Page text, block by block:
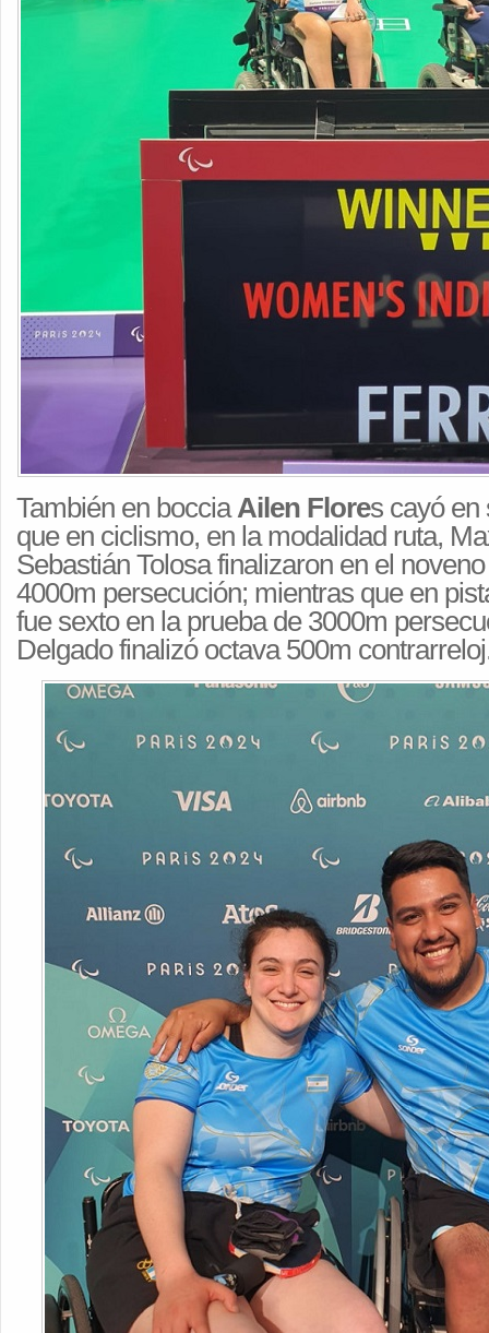
También en bocciaAilen Flores cayó en
que en ciclismo, en la modalidad ruta,
Sebastián Tolosa finalizaron en el
4000m persecución; mientras que en
fue sexto en la prueba de 3000m
Delgado finalizó octava 500m